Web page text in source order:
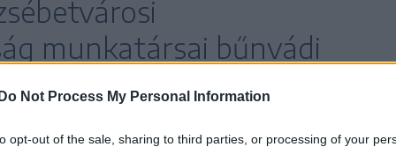
Do Not Process My Personal Information
opt-out of the sale, sharing to third parties, or processing of your
munkatársai bűnvádi